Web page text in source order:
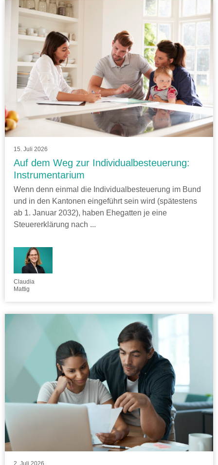
15. Juli 2026
Auf dem Weg zur Individualbesteuerung:
Instrumentarium
Wenn denn einmal die Individualbesteuerung im Bund
und in den Kantonen eingeführt sein wird (spätestens
ab 1. Januar 2032), haben Ehegatten je eine
Steuererklärung nach ...
Claudia
Mattig